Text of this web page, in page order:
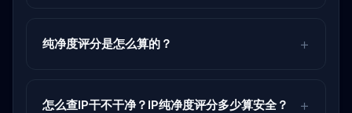
纯净度评分是怎么算的？
怎么查IP干不干净？IP纯净度评分多少算安全？